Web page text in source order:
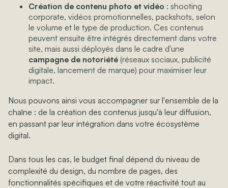
Création de contenu photo et vidéo : shooting
corporate, vidéos promotionnelles, packshots, selon
le volume et le type de production. Ces contenus
peuvent ensuite être intégrés directement dans votre
site, mais aussi déployés dans le cadre d'une
campagne de notoriété (réseaux sociaux, publicité
digitale, lancement de marque) pour maximiser leur
impact.
Nous pouvons ainsi vous accompagner sur l'ensemble de la
chaîne : de la création des contenus jusqu'à leur diffusion,
en passant par leur intégration dans votre écosystème
digital.
Dans tous les cas, le budget final dépend du niveau de
complexité du design, du nombre de pages, des
fonctionnalités spécifiques et de votre réactivité tout au